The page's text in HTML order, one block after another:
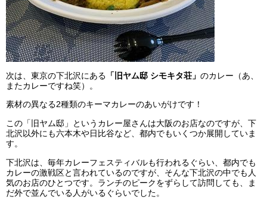
次は、東京の下北沢にある 「旧ヤム邸 シモキタ荘」 のカレー（あ、
またカレーですね笑）。
素材の異なる2種類のキーマカレーのあいがけです！
この「旧ヤム邸」というカレー屋さんは大阪のお店なのですが、下
北沢以外にも六本木や日比谷など、都内でもいくつか展開していま
す。
下北沢は、毎年カレーフェスティバルも行われるぐらい、都内でも
カレーの激戦区と言われているのですが、そんな下北沢の中でも人
気のお店のひとつです。ランチのピークをずらして訪問しても、ま
だ外で並んでいる人がいるぐらいでした。